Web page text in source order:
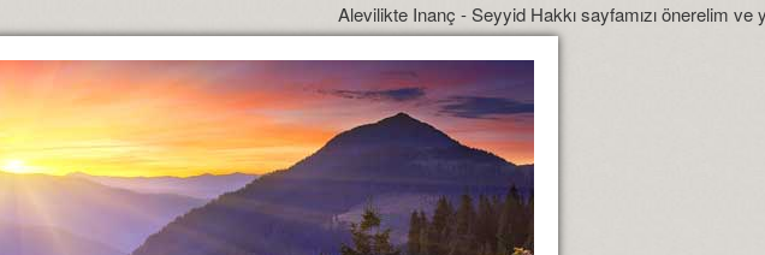
Alevilikte Inanç - Seyyid Hakkı sayfamızı önerelim ve